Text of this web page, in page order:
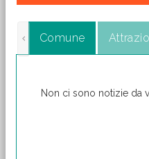
Comune
Non ci sono notizie da